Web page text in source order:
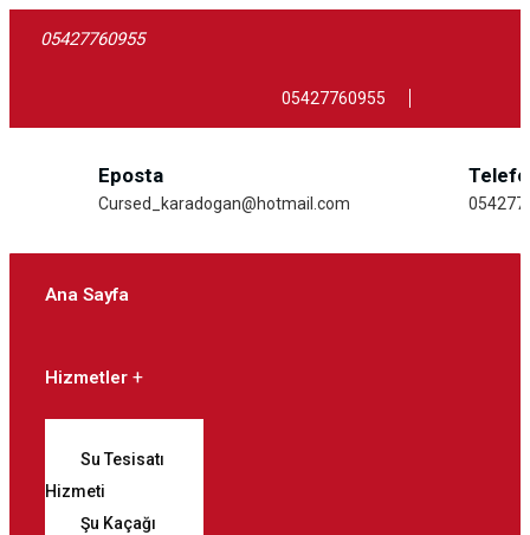
05427760955
05427760955
Eposta
Cursed_karadogan@hotmail.com
Ana Sayfa
Hizmetler
Su Tesisatı
Hizmeti
Şu Kaçağı